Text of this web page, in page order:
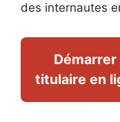
des internautes
titulaire en